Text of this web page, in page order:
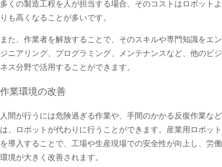
多くの製造工程を人が担当する場合、そのコストはロボットよ
りも高くなることが多いです。
また、作業者を解放することで、そのスキルや専門知識をエン
ジニアリング、プログラミング、メンテナンスなど、他のビジ
ネス分野で活用することができます。
作業環境の改善
人間が行うには危険過ぎる作業や、手間のかかる反復作業など
は、ロボットが代わりに行うことができます。産業用ロボット
を導入することで、工場や生産現場での安全性が向上し、労働
環境が大きく改善されます。